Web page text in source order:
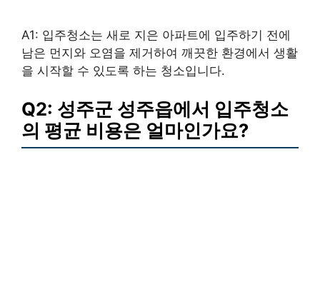
A1: 입주청소는 새로 지은 아파트에 입주하기 전에
남은 먼지와 오염을 제거하여 깨끗한 환경에서 생활
을 시작할 수 있도록 하는 청소입니다.
Q2: 성주군 성주읍에서 입주청소
의 평균 비용은 얼마인가요?